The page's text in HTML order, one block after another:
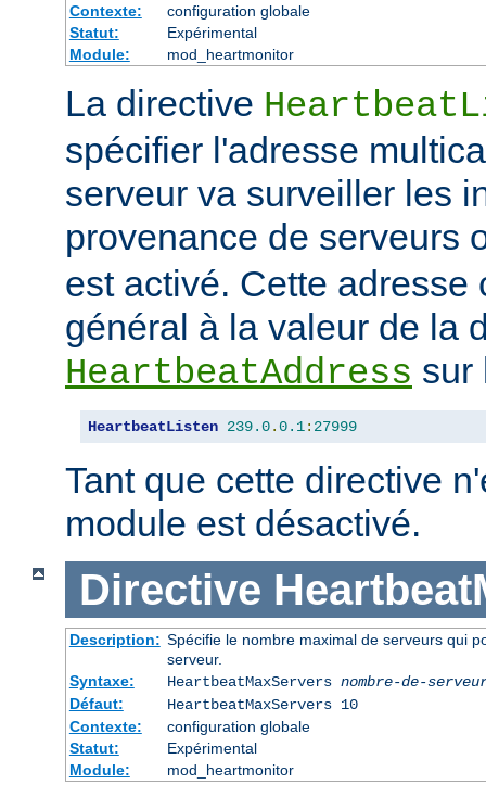
Contexte:
configuration globale
Statut:
Expérimental
Module:
mod_heartmonitor
La directive
spécifier l'adresse
serveur va surveiller les
provenance de serveurs
est activé. Cette adresse
général à la valeur de la
HeartbeatAddress sur
HeartbeatListen 239.0.0.1: 27999
Tant que cette directive
module est désactivé.
Directive
Description: Spécifie le nombre maximal de serveurs qui
serveur.
Syntaxe:
HeartbeatMaxServers nombre-de-
Défaut:
HeartbeatMaxServers 10
Contexte:
configuration globale
Statut:
Expérimental
Module:
mod_heartmonitor